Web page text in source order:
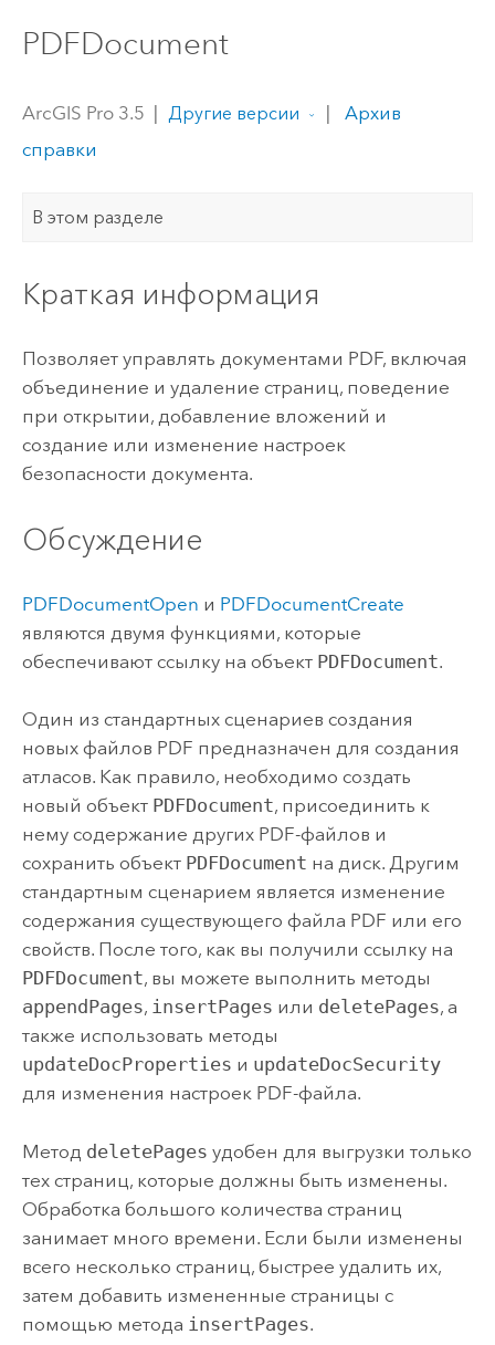
PDFDocument
ArcGIS Pro 3.5 Другие версии
Архив
справки
В этом разделе
Краткая информация
Позволяет управлять документами PDF, включая
объединение и удаление страниц, поведение
при открытии, добавление вложений и
создание или изменение настроек
безопасности документа.
Обсуждение
PDFDocumentOpen и PDFDocumentCreate
являются двумя функциями, которые
обеспечивают ссылку на объект PDFDocument.
Один из стандартных сценариев создания
новых файлов PDF предназначен для создания
атласов. Как правило, необходимо создать
новый объект PDFDocument, присоединить к
нему содержание других PDF-файлов и
сохранить объект PDFDocument на диск. Другим
стандартным сценарием является изменение
содержания существующего файла PDF или его
свойств. После того, как вы получили ссылку на
PDFDocument, вы можете выполнить методы
appendPages, insertPages или deletePages, а
также использовать методы
updateDocProperties и updateDocSecurity
для изменения настроек PDF-файла.
Метод deletePages удобен для выгрузки только
тех страниц, которые должны быть изменены.
Обработка большого количества страниц
занимает много времени. Если были изменены
всего несколько страниц, быстрее удалить их,
затем добавить измененные страницы с
помощью метода insertPages.